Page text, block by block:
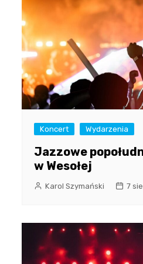
Koncert Wydarzenia
Jazzowe
w Wesołej
Karol Szymański 7